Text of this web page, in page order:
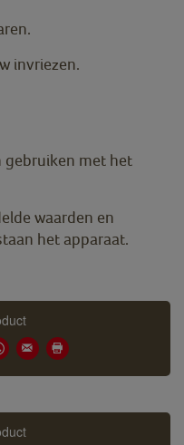
invriezen.
gebruiken met het
waarden en
het apparaat.